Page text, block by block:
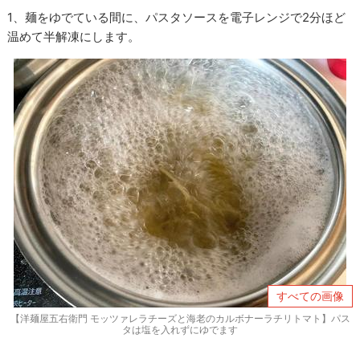
1、麺をゆでている間に、パスタソースを電子レンジで2分ほど
温めて半解凍にします。
すべての画像
【洋麺屋五右衛門 モッツァレラチーズと海老のカルボナーラチリトマト】パス
タは塩を入れずにゆでます